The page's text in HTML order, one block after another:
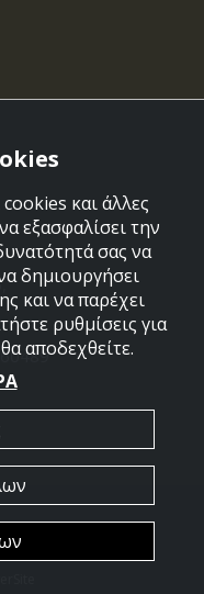
- Dellacasa
και άλλες
εξασφαλίσει την
σας να
δημιουργήσει
και να παρέχει
ρυθμίσεις για
αποδεχθείτε.